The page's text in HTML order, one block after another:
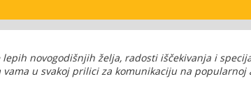
novogodišnjih želja, radosti iščekivanja i
u svakoj prilici za komunikaciju na popularnoj